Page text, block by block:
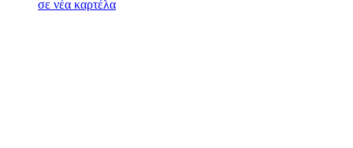
σε νέα καρτέλα